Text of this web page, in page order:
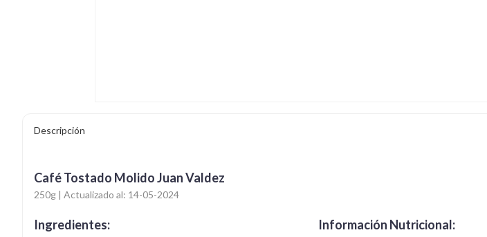
Descripción
Café Tostado Molido Juan Valdez
250g | Actualizado al: 14-05-2024
Ingredientes: Información Nutricional: